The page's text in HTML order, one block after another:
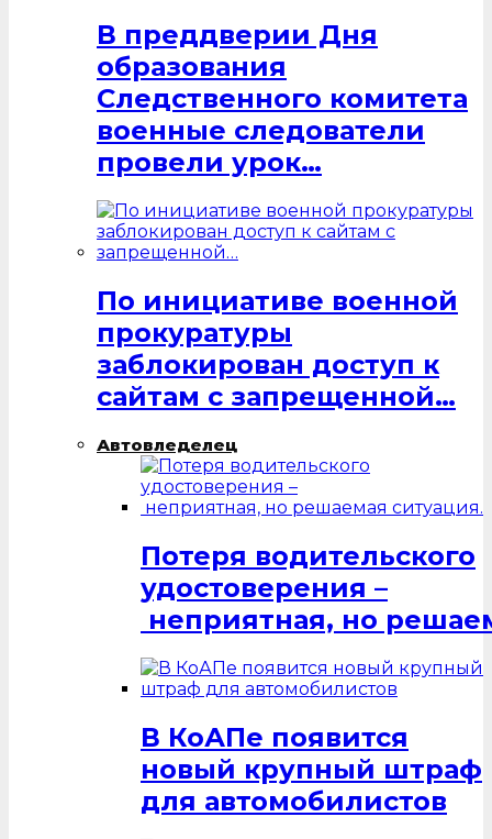
В преддверии Дня
образования
Следственного комитета
военные следователи
провели урок…
По инициативе военной
прокуратуры
заблокирован доступ к
сайтам с запрещенной…
Автовледелец
Потеря водительского
удостоверения –
неприятная, но
В КоАПе появится
новый крупный штраф
для автомобилистов